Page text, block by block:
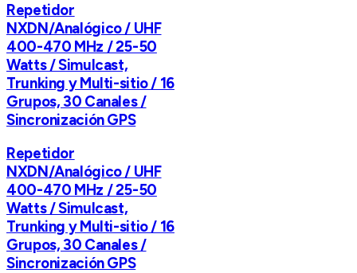
Repetidor
NXDN/Analógico / UHF
400-470 MHz / 25-50
Watts / Simulcast,
Trunking y Multi-sitio / 16
Grupos, 30 Canales /
Sincronización GPS
Repetidor
NXDN/Analógico / UHF
400-470 MHz / 25-50
Watts / Simulcast,
Trunking y Multi-sitio / 16
Grupos, 30 Canales /
Sincronización GPS